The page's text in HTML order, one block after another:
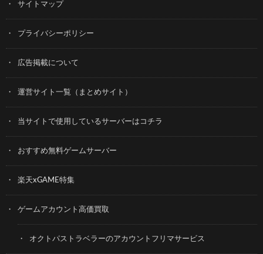
サイトマップ
プライバシーポリシー
広告掲載について
運営サイト一覧（まとめサイト）
当サイトで使用しているサーバーはコチラ
おすすめ無料ゲームサーバー
楽天xGAME特集
ゲームアカウント高価買取
オクトパストラベラーのアカウントフリマサービス